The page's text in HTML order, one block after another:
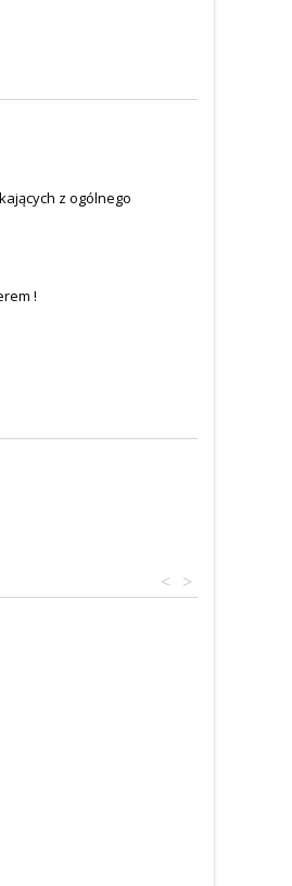
z ogólnego
!
>
<